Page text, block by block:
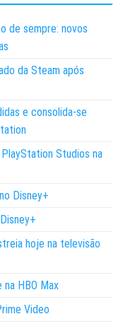
de sempre: novos
da Steam após
e consolida-se
Studios na
Disney+
hoje na televisão
HBO Max
Video